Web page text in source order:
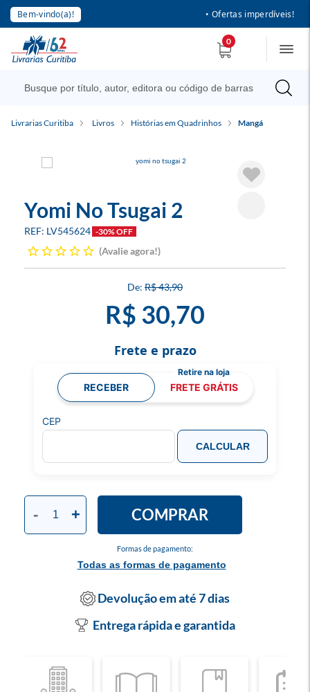
Bem-vindo(a)! • Ofertas imperdíveis!
0
Livrarias Curitiba Livros Histórias em Quadrinhos Mangá
Yomi No Tsugai 2
LV545624 -30% OFF
Avalie agora!
R$ 43,90
R$ 30,70
Formas de pagamento:
Todas as formas de pagamento
- + COMPRAR
Frete e prazo
RECEBER FRETE GRÁTIS
CEP
CALCULAR
Devolução em até 7 dias
Entrega rápida e garantida